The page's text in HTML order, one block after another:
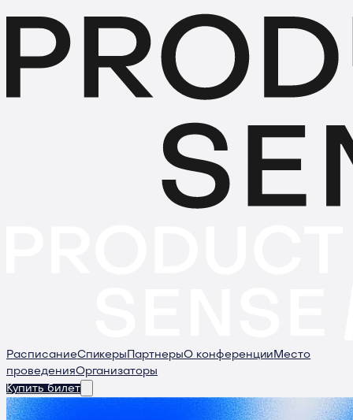
РасписаниеСпикеры ПартнерыО конференции Место
проведенияОрганизаторы
Купить билет